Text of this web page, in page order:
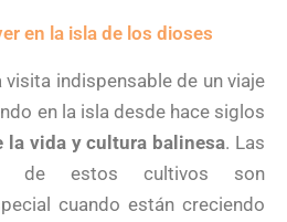
en la isla de los dioses
visita indispensable de un viaje
en la isla desde hace siglos
la vida y cultura balinesa. Las
de estos cultivos son
cuando están creciendo